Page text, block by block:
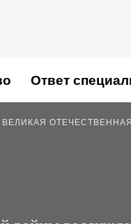
Ответ
ВЕЛИКАЯ